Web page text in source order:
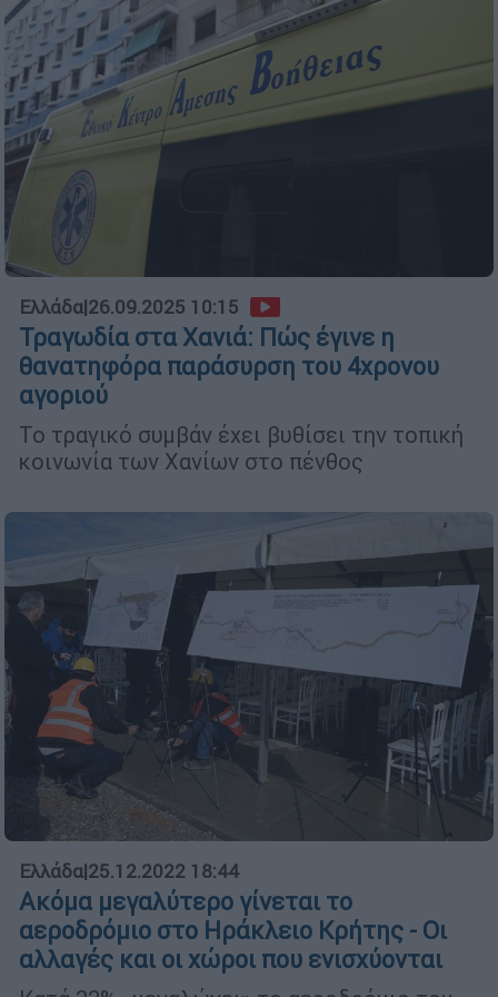
Ελλάδα|26.09.2025 10:15
Τραγωδία στα Χανιά: Πώς έγινε η
θανατηφόρα παράσυρση του 4χρονου
αγοριού
Το τραγικό συμβάν έχει βυθίσει την τοπική
κοινωνία των Χανίων στο πένθος
Ελλάδα|25.12.2022 18:44
Ακόμα μεγαλύτερο γίνεται το
αεροδρόμιο στο Ηράκλειο Κρήτης - Οι
αλλαγές και οι χώροι που ενισχύονται